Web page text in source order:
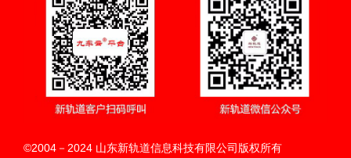
扫码呼叫
©2004－2024 山东新轨道信息科技有限公司版权所有